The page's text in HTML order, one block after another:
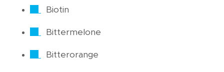
Biotin
Bittermelone
Bitterorange